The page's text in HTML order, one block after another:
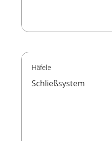
Häfele
Schließsystem